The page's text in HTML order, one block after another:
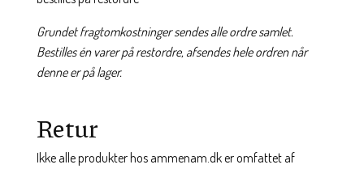
Grundet fragtomkostninger sendes alle ordre samlet.
Bestilles én varer på restordre, afsendes hele ordren når
denne er på lager.
Retur
Ikke alle produkter hos ammenam.dk er omfattet af